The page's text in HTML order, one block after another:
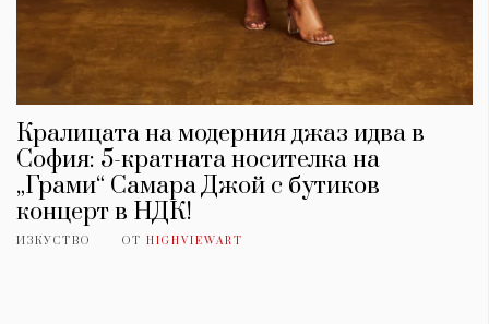
Кралицата на модерния джаз идва в
София: 5-кратната носителка на
„Грами“ Самара Джой с бутиков
концерт в НДК!
ИЗКУСТВО ОТ HIGHVIEWART